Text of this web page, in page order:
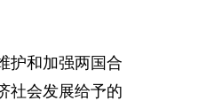
护和加强两国合
社会发展给予的